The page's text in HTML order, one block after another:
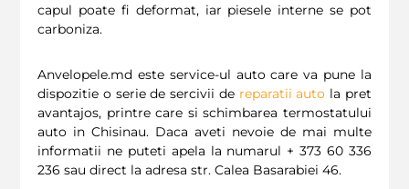
capul poate fi deformat, iar piesele interne se pot
carboniza.
Anvelopele.md este service-ul auto care va pune la
dispozitie o serie de sercivii de reparatii auto la pret
avantajos, printre care si schimbarea termostatului
auto in Chisinau. Daca aveti nevoie de mai multe
informatii ne puteti apela la numarul + 373 60 336
236 sau direct la adresa str. Calea Basarabiei 46.